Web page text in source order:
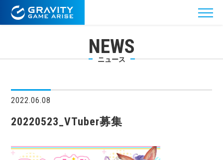
NEWS
ニュース
2022.06.08
20220523_VTuber募集